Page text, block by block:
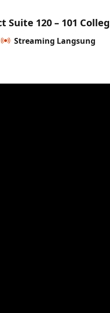
Suite 120 – 101
Streaming Langsung